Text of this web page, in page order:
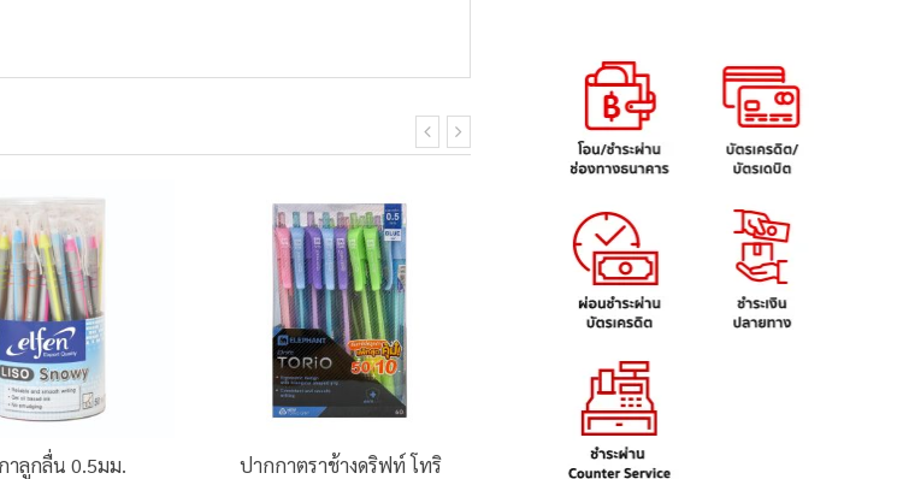
าลูกลื่น 0.5มม.
ปากกาตราช้างดริฟท์ โทริ
ปากกาลูกลื่น 0.7มม. ค